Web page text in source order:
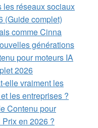
les réseaux sociaux
(Guide complet)
comme Cinna
générations
pour moteurs IA
2026
elle vraiment les
les entreprises ?
Contenu pour
en 2026 ?